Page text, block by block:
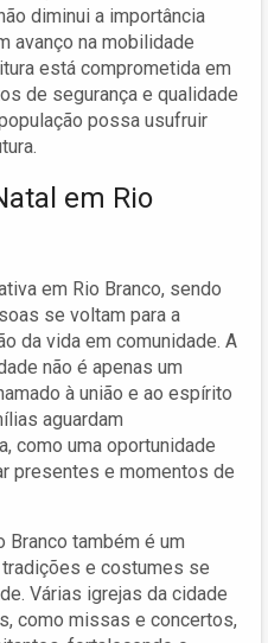
diminui a importância
avanço na mobilidade
está comprometida em
de segurança e qualidade
possa usufruir
em Rio
em Rio Branco, sendo
se voltam para a
da vida em comunidade. A
não é apenas um
à união e ao espírito
aguardam
como uma oportunidade
presentes e momentos de
Branco também é um
e costumes se
Várias igrejas da cidade
como missas e concertos,